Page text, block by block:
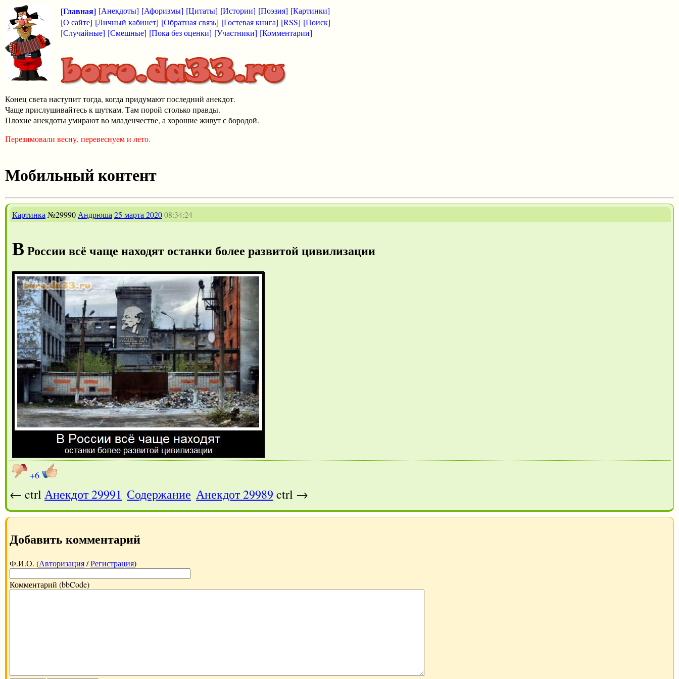
[Главная] [Анекдоты] [Афоризмы] [Цитаты] [Истории] [Поэзия] [Картинки]
[О сайте] [Личный кабинет] [Обратная связь] [Гостевая книга] [RSS] [Поиск]
[Случайные] [Смешные] [Пока без оценки] [Участники] [Комментарии]
Конец света наступит тогда, когда придумают последний анекдот.
Чаще прислушивайтесь к шуткам. Там порой столько правды.
Плохие анекдоты умирают во младенчестве, а хорошие живут с бородой.
Перезимовали весну, перевеснуем и лето.
Мобильный контент
Картинка №29990 Андрюша 25 марта 202008:34:24
В России всё чаще находят останки более развитой цивилизации
+6
← ctrl Анекдот 29991 Содержание Анекдот 29989 ctrl →
Добавить комментарий
Ф.И.О. (Авторизация/Регистрация)
Комментарий (bbCode)